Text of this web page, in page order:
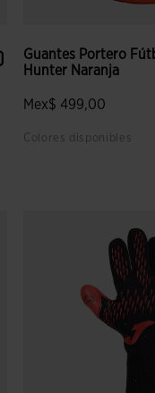
Guantes Portero
Hunter Naranja
Mex$ 499,00
Colores disponibles